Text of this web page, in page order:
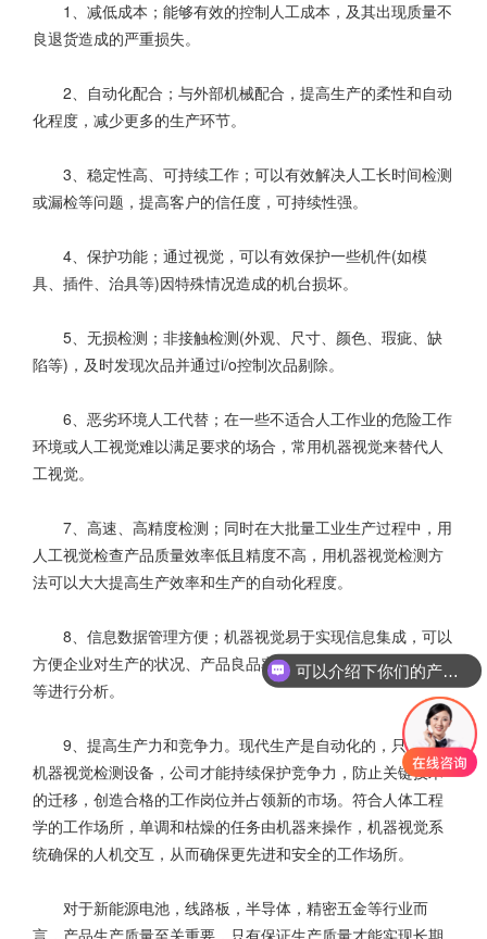
1、减低成本；能够有效的控制人工成本，及其出现质量不
良退货造成的严重损失。
2、自动化配合；与外部机械配合，提高生产的柔性和自动
化程度，减少更多的生产环节。
3、稳定性高、可持续工作；可以有效解决人工长时间检测
或漏检等问题，提高客户的信任度，可持续性强。
4、保护功能；通过视觉，可以有效保护一些机件(如模
具、插件、治具等)因特殊情况造成的机台损坏。
5、无损检测；非接触检测(外观、尺寸、颜色、瑕疵、缺
陷等)，及时发现次品并通过i/o控制次品剔除。
6、恶劣环境人工代替；在一些不适合人工作业的危险工作
环境或人工视觉难以满足要求的场合，常用机器视觉来替代人
工视觉。
7、高速、高精度检测；同时在大批量工业生产过程中，用
人工视觉检查产品质量效率低且精度不高，用机器视觉检测方
法可以大大提高生产效率和生产的自动化程度。
8、信息数据管理方便；机器视觉易于实现信息集成，可以
方便企业对生产的状况、产品良品率、机台稳定性、数据调整
等进行分析。
9、提高生产力和竞争力。现代生产是自动化的，只有使用
机器视觉检测设备 ，公司才能持续保护竞争力，防止关键技术
的迁移，创造合格的工作岗位并占领新的市场。符合人体工程
学的工作场所，单调和枯燥的任务由机器来操作，机器视觉系
统确保的人机交互，从而确保更先进和安全的工作场所。
对于新能源电池，线路板，半导体，精密五金等行业而
言，产品生产质量至关重要，只有保证生产质量才能实现长期
可以介绍下你们的产品么